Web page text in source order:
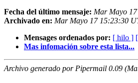
Fecha del último mensaje: Mar Mayo
Archivado en: Mar Mayo 17 15:23:30
Mensages ordenados por: [ hilo ]
Mas infomación sobre esta lista...
Archivo generado por Pipermail 0.09